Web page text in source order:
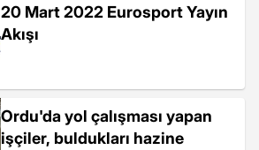
20 Mart 2022 Eurosport Yayın
Akışı
Ordu'da yol çalışması yapan
işçiler, buldukları hazine